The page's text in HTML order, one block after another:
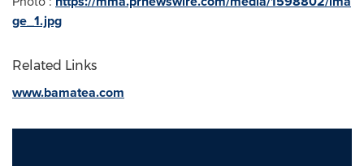
ge_1.jpg
Related Links
www.bamatea.com